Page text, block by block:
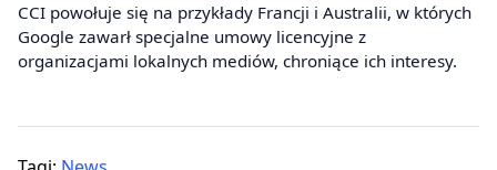
CCI powołuje się na przykłady Francji i Australii, w których
Google zawarł specjalne umowy licencyjne z
organizacjami lokalnych mediów, chroniące ich interesy.